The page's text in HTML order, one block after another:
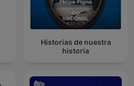
Historias de nuestra
historia